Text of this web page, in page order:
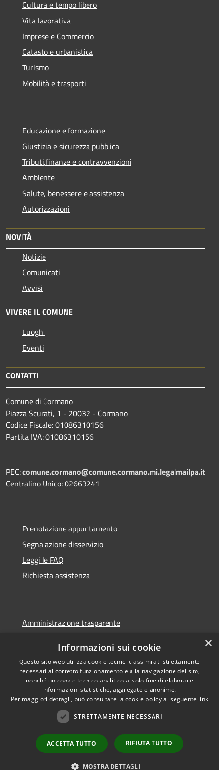
Cultura e tempo libero
Vita lavorativa
Imprese e Commercio
Catasto e urbanistica
Turismo
Mobilità e trasporti
Educazione e formazione
Giustizia e sicurezza pubblica
Tributi,finanze e contravvenzioni
Ambiente
Salute, benessere e assistenza
Autorizzazioni
NOVITÀ
Notizie
Comunicati
Avvisi
VIVERE IL COMUNE
Luoghi
Eventi
CONTATTI
Comune di Cormano
Piazza Scurati, 1 - 20032 - Cormano
Codice Fiscale: 01086310156
Partita IVA: 01086310156
PEC:comune.cormano@comune.cormano.mi.legalmailpa.it
Centralino Unico: 02663241
Prenotazione appuntamento
Segnalazione disservizio
Leggi le FAQ
Richiesta assistenza
Amministrazione trasparente
Dichiarazione di accessibilità
Copyright © 2026 • Comune di
Municipium•
Accesso
redazione
×
Informazioni sui cookie
Questo sito web utilizza cookie tecnici e assimilati strettamente
necessari al corretto funzionamento e alla navigazione del sito,
nonché un cookie tecnico analitico al solo fine di elaborare
informazioni statistiche, aggregate e anonime.
Per maggiori dettagli, può consultare la cookie policy al seguente link
STRETTAMENTE NECESSARI
ACCETTA TUTTO RIFIUTA TUTTO
MOSTRA DETTAGLI